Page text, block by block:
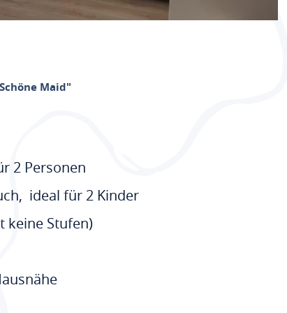
Maid"
2 Personen
ideal für 2 Kinder
keine Stufen)